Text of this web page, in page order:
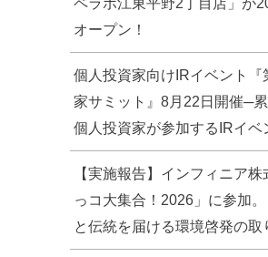
オープン！
個人投資家向けIRイベント『
家サミット』8月22日開催─
個人投資家が参加するIRイベ
【実施報告】インフィニア
っコ大集合！2026」に参加
と伝統を届ける環境啓発の取